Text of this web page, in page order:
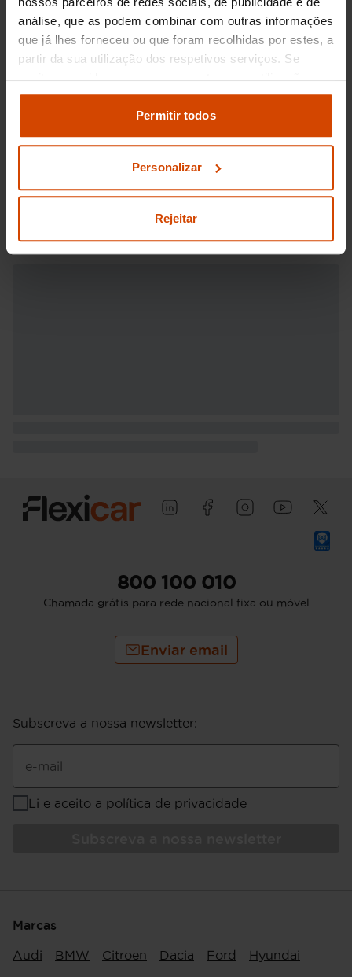
análise, que as podem combinar com outras informações
que já lhes forneceu ou que foram recolhidas por estes, a
partir da sua utilização dos respetivos serviços. Se
aceitar, consideramos que consente a sua utilização.
Pode modificar as suas opções de consentimento e
definições de cookies
definições e saber mais na nossapolítica de
Permitir todos
Personalizar
Rejeitar
800 100 010
Chamada grátis para rede nacional fixa ou móvel
Enviar email
Subscreva a nossa newsletter:
e-mail
Li e aceito a política de privacidade
Marcas
Audi BMW Citroen Dacia Ford Hyundai